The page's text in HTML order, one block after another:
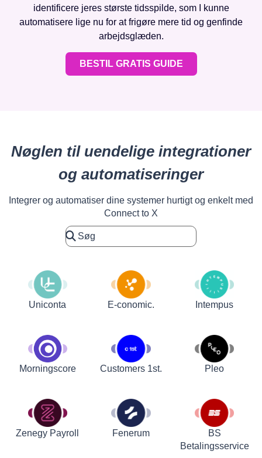
identificere jeres største tidsspilde, som I kunne
automatisere lige nu for at frigøre mere tid og genfinde
arbejdsglæden.
BESTIL GRATIS GUIDE
Nøglen til uendelige integrationer
og automatiseringer
Integrer og automatiser dine systemer hurtigt og enkelt med
Connect to X
Uniconta E-conomic. Intempus
Morningscore Customers 1st. Pleo
Zenegy Payroll Fenerum
BS
Betalingsservice